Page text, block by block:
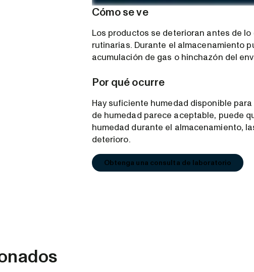
Cómo se ve
Los productos se deterioran antes de
rutinarias. Durante el almacenamiento
acumulación de gas o hinchazón del
Por qué ocurre
Hay suficiente humedad disponible
de humedad parece aceptable, puede
humedad durante el almacenamiento,
deterioro.
Obtenga una consulta de laboratorio